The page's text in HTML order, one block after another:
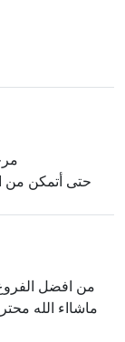
حتى أتمكن من
من افضل
ماشااء الله